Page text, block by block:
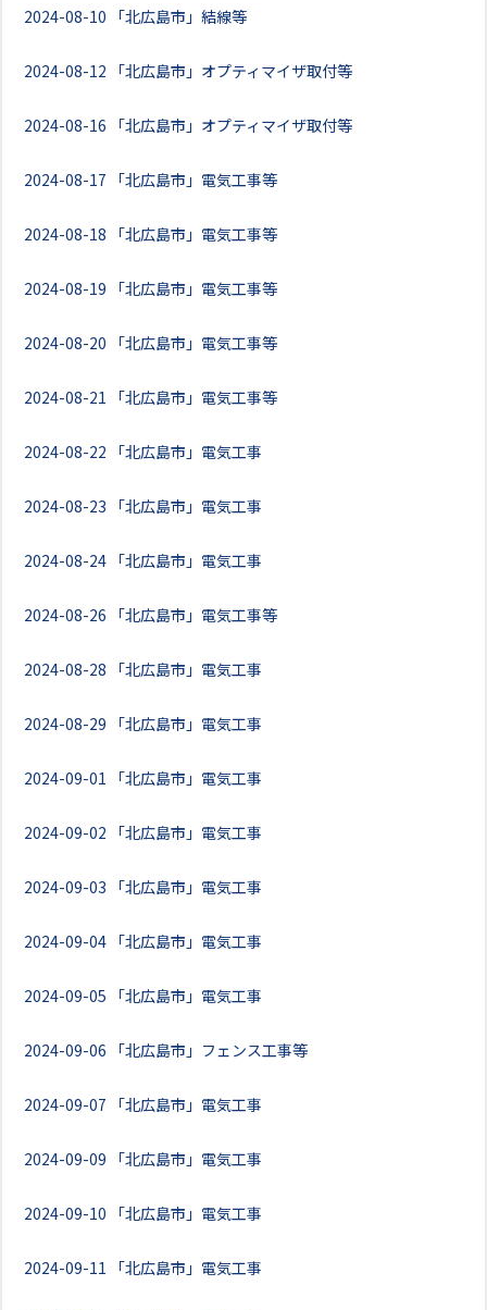
2024-08-10 「北広島市」結線等
2024-08-12 「北広島市」オプティマイザ取付等
2024-08-16 「北広島市」オプティマイザ取付等
2024-08-17 「北広島市」電気工事等
2024-08-18 「北広島市」電気工事等
2024-08-19 「北広島市」電気工事等
2024-08-20 「北広島市」電気工事等
2024-08-21 「北広島市」電気工事等
2024-08-22 「北広島市」電気工事
2024-08-23 「北広島市」電気工事
2024-08-24 「北広島市」電気工事
2024-08-26 「北広島市」電気工事等
2024-08-28 「北広島市」電気工事
2024-08-29 「北広島市」電気工事
2024-09-01 「北広島市」電気工事
2024-09-02 「北広島市」電気工事
2024-09-03 「北広島市」電気工事
2024-09-04 「北広島市」電気工事
2024-09-05 「北広島市」電気工事
2024-09-06 「北広島市」フェンス工事等
2024-09-07 「北広島市」電気工事
2024-09-09 「北広島市」電気工事
2024-09-10 「北広島市」電気工事
2024-09-11 「北広島市」電気工事